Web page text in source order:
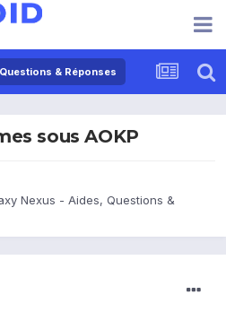
& Réponses
sous AOKP
Nexus - Aides, Questions &